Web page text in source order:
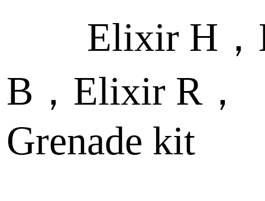
Elixir H，
B，Elixir R，
Grenade kit